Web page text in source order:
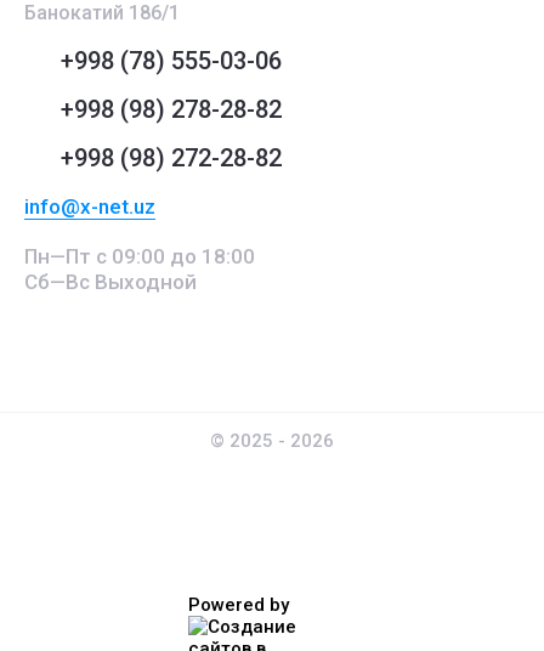
Банокатий 186/1
+998 (78) 555-03-06
+998 (98) 278-28-82
+998 (98) 272-28-82
info@x-net.uz
Пн—Пт с 09:00 до 18:00
Сб—Вс Выходной
© 2025 - 2026
Powered by